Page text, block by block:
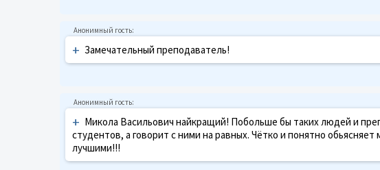
+ Замечательный преподаватель!
+ Микола Васильович найкращий! Побольше бы таких людей и
студентов, а говорит с ними на равных. Чётко и понятно
лучшими!!!